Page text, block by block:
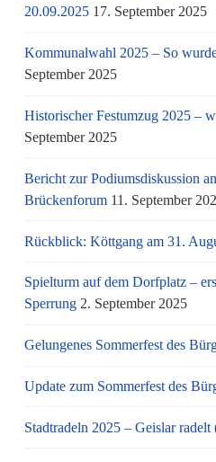
20.09.2025 17. September 2025
Kommunalwahl 2025 – So
September 2025
Historischer Festumzug 2025 –
September 2025
Bericht zur Podiumsdiskussion
Brückenforum 11. September
Rückblick: Köttgang am 31.
Spielturm auf dem Dorfplatz –
Sperrung 2. September 2025
Gelungenes Sommerfest des
Update zum Sommerfest des
Stadtradeln 2025 – Geislar radelt